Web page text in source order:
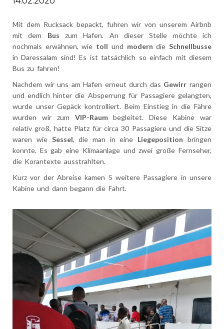
Mit dem Rucksack bepackt, fuhren wir von unserem Airbnb
mit dem Bus zum Hafen. An dieser Stelle möchte ich
nochmals erwähnen, wie toll und modern die Schnellbusse
in Daressalam sind! Es ist tatsächlich so einfach mit diesem
Bus zu fahren!
Nachdem wir uns am Hafen erneut durch das Gewirr rangen
und endlich hinter die Absperrung für Passagiere gelangten,
wurde unser Gepäck kontrolliert. Beim Einstieg in die Fähre
wurden wir zum VIP-Raumbegleitet. Diese Kabine war
relativ groß, hatte Platz für circa 30 Passagiere und die Sitze
waren wie Sessel, die man in eine Liegeposition bringen
konnte. Es gab eine Klimaanlage und zwei große Fernseher,
die Korantexte ausstrahlten.
Kurz vor der Abreise kamen 5 weitere Passagiere in unsere
Kabine und dann begann die Fahrt.